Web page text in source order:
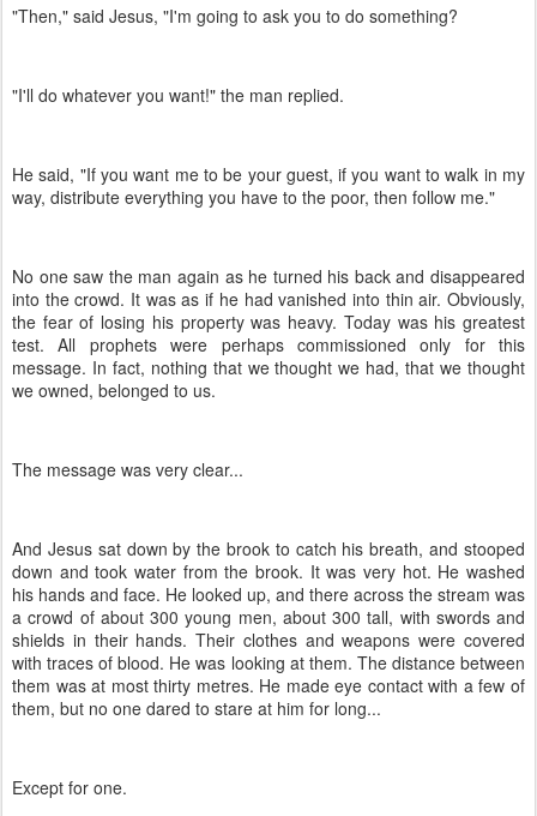
"Then," said Jesus, "I'm going to ask you to do something?
"I'll do whatever you want!" the man replied.
He said, "If you want me to be your guest, if you want to walk in my
way, distribute everything you have to the poor, then follow me."
No one saw the man again as he turned his back and disappeared
into the crowd. It was as if he had vanished into thin air. Obviously,
the fear of losing his property was heavy. Today was his greatest
test. All prophets were perhaps commissioned only for this
message. In fact, nothing that we thought we had, that we thought
we owned, belonged to us.
The message was very clear...
And Jesus sat down by the brook to catch his breath, and stooped
down and took water from the brook. It was very hot. He washed
his hands and face. He looked up, and there across the stream was
a crowd of about 300 young men, about 300 tall, with swords and
shields in their hands. Their clothes and weapons were covered
with traces of blood. He was looking at them. The distance between
them was at most thirty metres. He made eye contact with a few of
them, but no one dared to stare at him for long...
Except for one.